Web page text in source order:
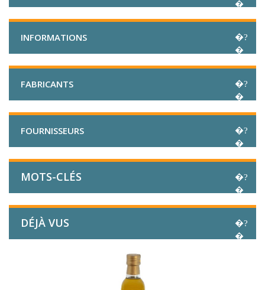
INFORMATIONS
FABRICANTS
FOURNISSEURS
MOTS-CLÉS
DÉJÀ VUS